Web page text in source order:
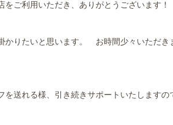
ご利用いただき、ありがとうございます！
かりたいと思います。 お時間少々いただ
送れる様、引き続きサポートいたしますの